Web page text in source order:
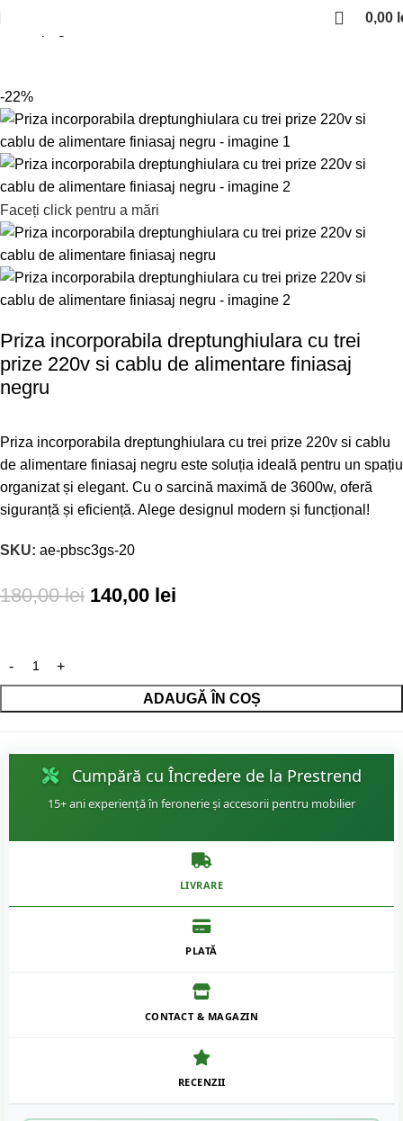
0,00
-22%
Faceți click pentru a mări
Priza incorporabila dreptunghiulara cu trei
prize 220v si cablu de alimentare finiasaj
negru
Priza incorporabila dreptunghiulara cu trei prize 220v si cablu
de alimentare finiasaj negru este soluția ideală pentru un spațiu
organizat și elegant. Cu o sarcină maximă de 3600w, oferă
siguranță și eficiență. Alege designul modern și funcțional!
SKU: ae-pbsc3gs-20
180,00lei 140,00 lei
ADAUGĂ ÎN COȘ
Cumpără cu Încredere de la Prestrend
15+ ani experiență în feronerie și accesorii pentru mobilier
LIVRARE
PLATĂ
CONTACT & MAGAZIN
RECENZII